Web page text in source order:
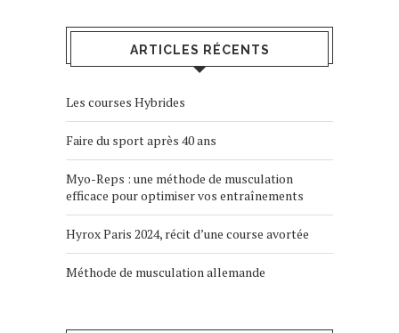
ARTICLES RÉCENTS
Les courses Hybrides
Faire du sport après 40 ans
Myo-Reps : une méthode de musculation
efficace pour optimiser vos entraînements
Hyrox Paris 2024, récit d’une course avortée
Méthode de musculation allemande